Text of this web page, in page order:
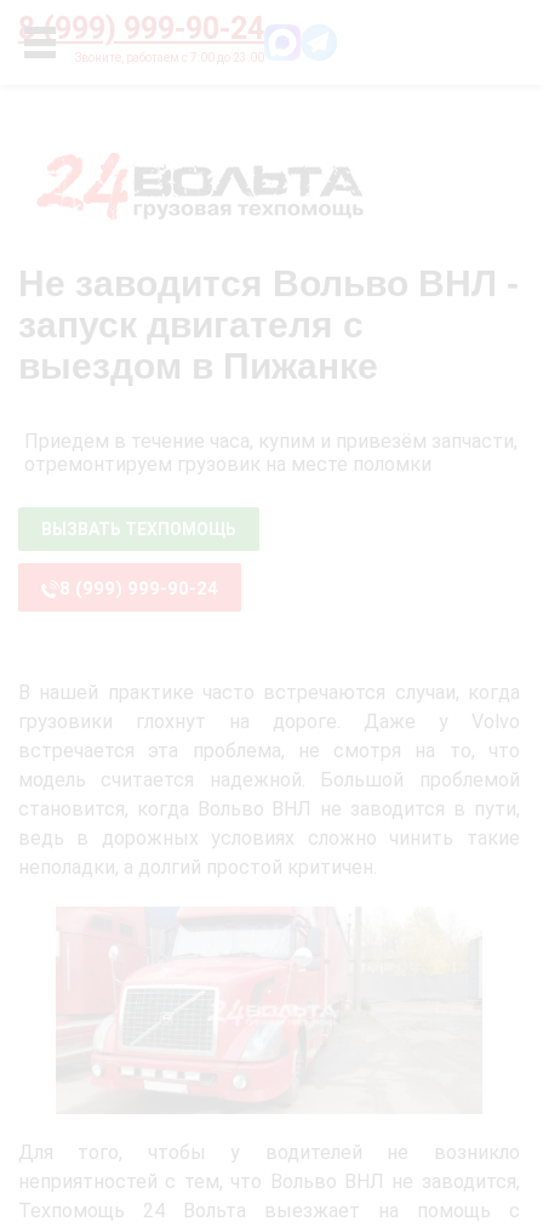
8 (999) 999-90-24
УСЛУГИ
Главная О нас Цены
Не заводится Вольво ВНЛ -
запуск двигателя с
выездом в Пижанке
Приедем в течение часа, купим и привезём запчасти,
отремонтируем грузовик на месте поломки
ВЫЗВАТЬ ТЕХПОМОЩЬ
8 (999) 999-90-24
В нашей практике часто встречаются случаи, когда
грузовики глохнут на дороге. Даже у Volvo
встречается эта проблема, не смотря на то, что
модель считается надежной. Большой проблемой
становится, когда Вольво ВНЛ не заводится в пути,
ведь в дорожных условиях сложно чинить такие
неполадки, а долгий простой критичен.
Для того, чтобы у водителей не возникло
неприятностей с тем, что Вольво ВНЛ не заводится,
Техпомощь 24 Вольта выезжает на помощь с